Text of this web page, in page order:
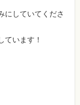
にしていてくださ
ています！